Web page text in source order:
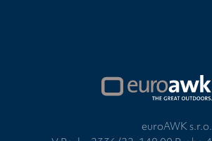
euroAWK s.r.o.